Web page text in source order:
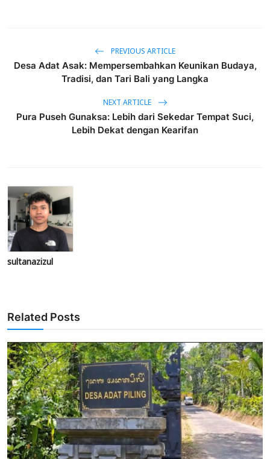
PREVIOUS ARTICLE
Desa Adat Asak: Mempersembahkan Keunikan Budaya,
Tradisi, dan Tari Bali yang Langka
NEXT ARTICLE
Pura Puseh Gunaksa: Lebih dari Sekedar Tempat Suci,
Lebih Dekat dengan Kearifan
sultanazizul
Related Posts